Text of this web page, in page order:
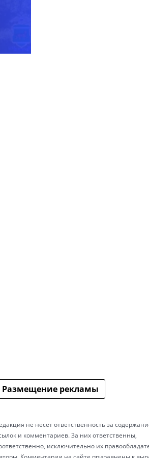
Размещение рекламы
не несет ответственность за
и комментариев. За них ответственны,
исключительно их